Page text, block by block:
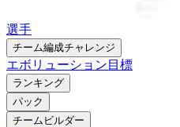
選手
チーム編成チャレンジ
エボリューション 目標
ランキング
パック
チームビルダー